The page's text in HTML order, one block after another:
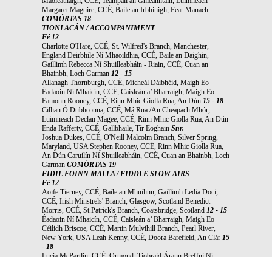
Margaret Maguire, CCÉ, Baile an Irbhinigh, Fear Manach
COMÓRTAS 18
TIONLACÁN / ACCOMPANIMENT
Fé 12
Charlotte O'Hare, CCÉ, St. Wilfred's Branch, Manchester,
England Deirbhile Ní Mhaoildhia, CCÉ, Baile an Daighin,
Gaillimh Rebecca Ní Shuilleabháin - Riain, CCÉ, Cuan an
Bhainbh, Loch Garman 12 - 15
Allanagh Thornburgh, CCÉ, Mícheál Dáibhéid, Maigh Eo
Éadaoin Ní Mhaicín, CCÉ, Caisleán a’ Bharraigh, Maigh Eo
Eamonn Rooney, CCÉ, Rinn Mhic Giolla Rua, An Dún 15 - 18
Cillian Ó Dubhconna, CCÉ, Má Rua /An Cheapach Mhór,
Luimneach Declan Magee, CCÉ, Rinn Mhic Giolla Rua, An Dún
Enda Rafferty, CCÉ, Gallbhaile, Tír Eoghain Snr.
Joshua Dukes, CCÉ, O'Neill Malcolm Branch, Silver Spring,
Maryland, USA Stephen Rooney, CCÉ, Rinn Mhic Giolla Rua,
An Dún Caruilín Ní Shuilleabháin, CCÉ, Cuan an Bhainbh, Loch
Garman COMÓRTAS 19
FIDIL FOINN MALLA / FIDDLE SLOW AIRS
Fé 12
Aoife Tierney, CCÉ, Baile an Mhuilinn, Gaillimh Ledia Doci,
CCÉ, Irish Minstrels' Branch, Glasgow, Scotland Benedict
Morris, CCÉ, St.Patrick's Branch, Coatsbridge, Scotland 12 - 15
Éadaoin Ní Mhaicín, CCÉ, Caisleán a’ Bharraigh, Maigh Eo
Céilidh Briscoe, CCÉ, Martin Mulvihill Branch, Pearl River,
New York, USA Leah Kenny, CCÉ, Doora Barefield, An Clár 15
- 18